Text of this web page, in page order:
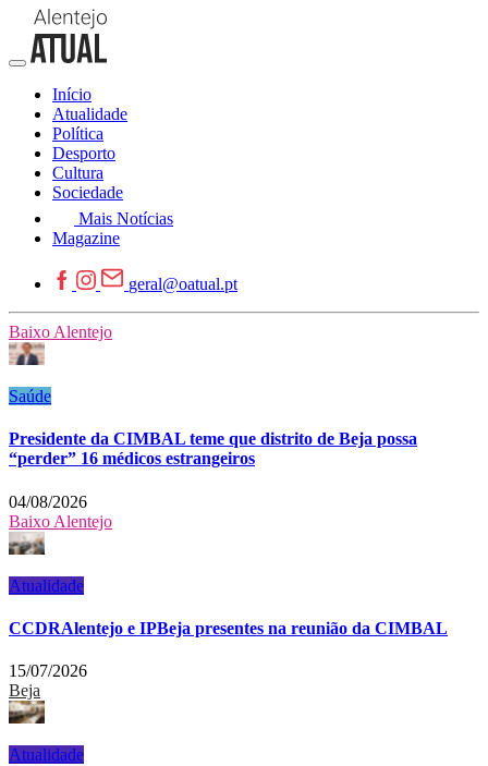
Início
Atualidade
Política
Desporto
Cultura
Sociedade
Mais Notícias
Magazine
geral@oatual.pt
Baixo Alentejo
Saúde
Presidente da CIMBAL teme que distrito de Beja possa
“perder” 16 médicos estrangeiros
04/08/2026
Baixo Alentejo
Atualidade
CCDRAlentejo e IPBeja presentes na reunião da CIMBAL
15/07/2026
Beja
Atualidade